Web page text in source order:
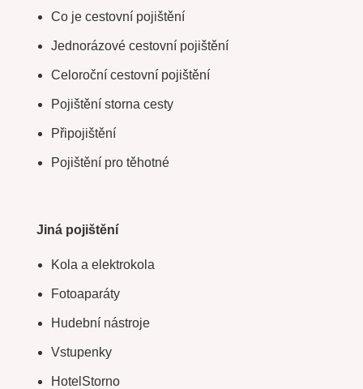
Co je cestovní pojištění
Jednorázové cestovní pojištění
Celoroční cestovní pojištění
Pojištění storna cesty
Připojištění
Pojištění pro těhotné
Jiná pojištění
Kola a elektrokola
Fotoaparáty
Hudební nástroje
Vstupenky
HotelStorno